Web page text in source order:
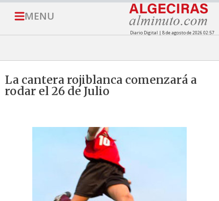
MENU
Diario Digital | 8 de agosto de 2026 02:57
La cantera rojiblanca comenzará a
rodar el 26 de Julio